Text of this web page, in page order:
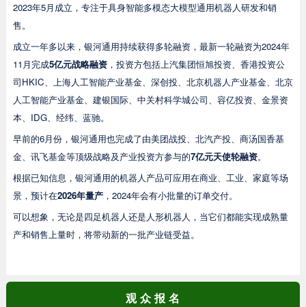
2023年5月成立，专注于具身智能多模态大模型通用机器人研发和销
售。
成立一年多以来，银河通用持续获得多轮融资，最新一轮融资为2024年
11月完成5亿元战略融资，投资方包括上汽集团恒旭投资、香港投资公
司HKIC、上海人工智能产业基金、深创投、北京机器人产业基金、北京
人工智能产业基金、建银国际、中关村科学城公司、容亿投资、金景资
本、IDG、经纬、蓝驰。
早前的6月份，银河通用也完成了由美团战投、北汽产投、商汤国香基
金、讯飞基金等顶级战略及产业投资方参与的7亿元天使轮融资。
根据已知信息，银河通用的机器人产品可应用在商业、工业、家庭等场
景，预计在2026年量产，2024年会有小批量的订单交付。
可以想象，无论是四足机器人还是人形机器人，当它们都能实现成熟量
产和销售上量时，将带动新的一批产业链受益。
观众报名